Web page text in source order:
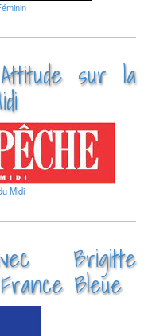
sur la
Midi
Brigitte
Bleue